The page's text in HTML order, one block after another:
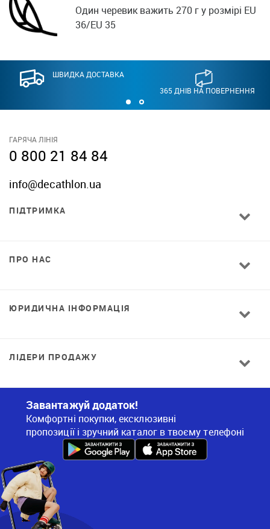
Один черевик важить 270 г у розмірі EU
36/EU 35
ШВИДКА ДОСТАВКА
365 ДНІВ НА ПОВЕРНЕННЯ
ГАРЯЧА ЛІНІЯ
0 800 21 84 84
info@decathlon.ua
ПІДТРИМКА
ПРО НАС
ЮРИДИЧНА ІНФОРМАЦІЯ
ЛІДЕРИ ПРОДАЖУ
Завантажуй додаток!
Комфортні покупки, ексклюзивні
пропозиції і зручний каталог в твоєму телефоні